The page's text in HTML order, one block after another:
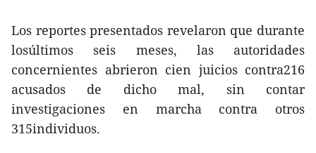
Los reportes presentados revelaron que durante
losúltimos seis meses, las autoridades
concernientes abrieron cien juicios contra216
acusados de dicho mal, sin contar
investigaciones en marcha contra otros
315individuos.